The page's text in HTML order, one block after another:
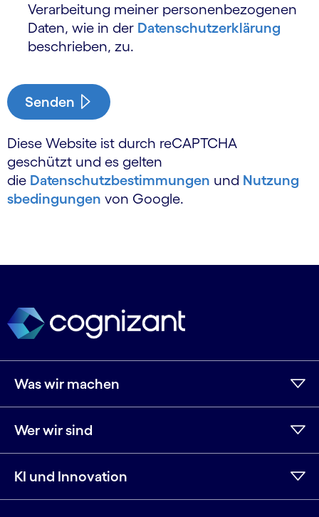
Verarbeitung meiner personen­bezogenen
Daten, wie in der Daten­schutzerklärung
beschrieben, zu.
Senden
Diese Website ist durch reCAPTCHA
geschützt und es gelten
die Datenschutzbestimmungen und Nutzung
sbedingungen von Google.
Was wir machen
Wer wir sind
KI und Innovation